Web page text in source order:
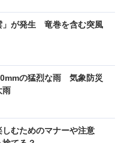
」が発生 竜巻を含む突風
の猛烈な雨 気象防災
雨
しむためのマナーや注意